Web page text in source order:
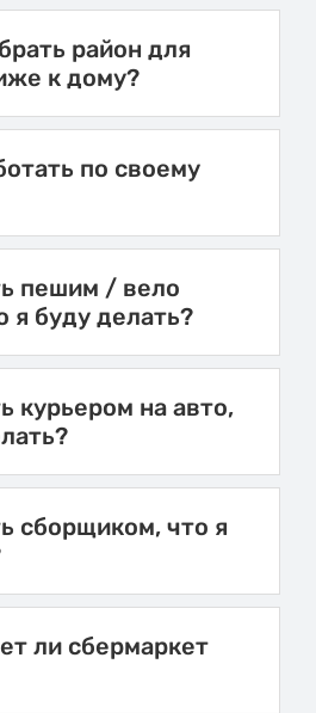
район для
к дому?
по своему
пешим / вело
я буду делать?
курьером на авто,
сборщиком, что я
ли сбермаркет